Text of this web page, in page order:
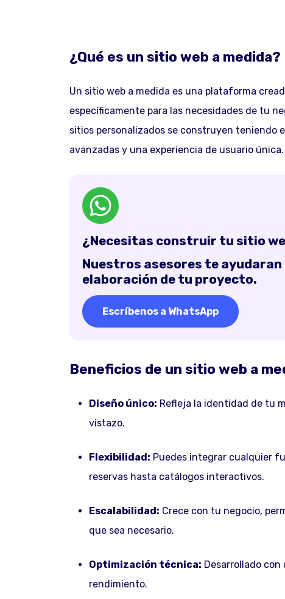
¿Qué es un sitio web a medida?
Un sitio web a medida es una plataforma
específicamente para las necesidades de tu
sitios personalizados se construyen teniendo
avanzadas y una experiencia de usuario única.
¿Necesitas construir tu sitio
Nuestros asesores te ayudaran
elaboración de tu proyecto.
Escríbenos a WhatsApp
Beneficios de un sitio web a
Diseño único: Refleja la identidad de tu
vistazo.
Flexibilidad: Puedes integrar cualquier
reservas hasta catálogos interactivos.
Escalabilidad: Crece con tu negocio,
que sea necesario.
Optimización técnica: Desarrollado con
rendimiento.